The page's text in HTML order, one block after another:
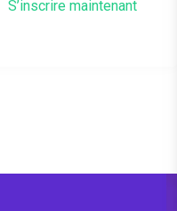
S’inscrire maintenant